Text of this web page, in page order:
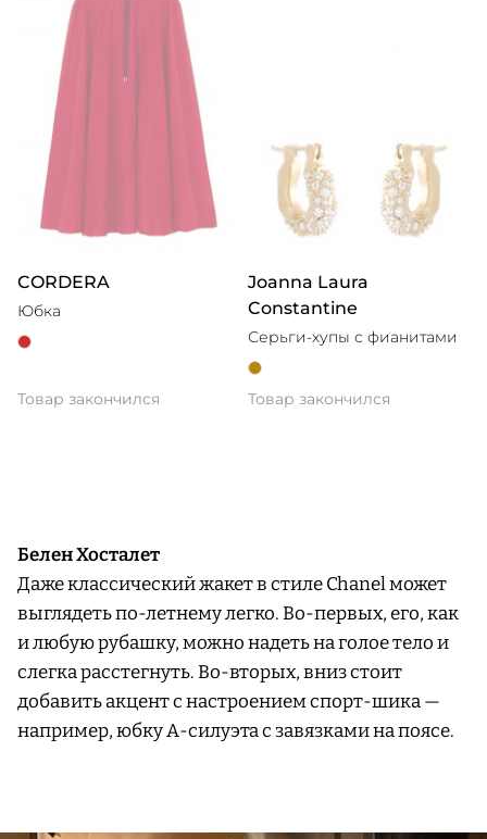
CORDERA
Юбка
Товар закончился
Joanna Laura
Constantine
Серьги-хупы с фианитами
Товар закончился
Белен Хосталет
Даже классический жакет в стиле Chanel может
выглядеть по-летнему легко. Во-первых, его, как
и любую рубашку, можно надеть на голое тело и
слегка расстегнуть. Во-вторых, вниз стоит
добавить акцент с настроением спорт-шика —
например, юбку А-силуэта с завязками на поясе.